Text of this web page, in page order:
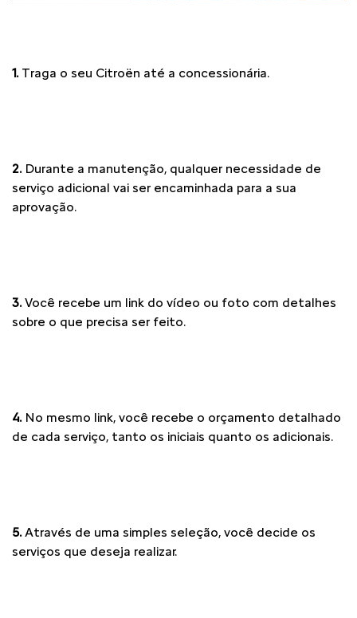
1.Traga o seu Citroën até a concessionária.
2.Durante a manutenção, qualquer necessidade de
serviço adicional vai ser encaminhada para a sua
aprovação.
3.Você recebe um link do vídeo ou foto com detalhes
sobre o que precisa ser feito.
4.No mesmo link, você recebe o orçamento detalhado
de cada serviço, tanto os iniciais quanto os adicionais.
5.Através de uma simples seleção, você decide os
serviços que deseja realizar.